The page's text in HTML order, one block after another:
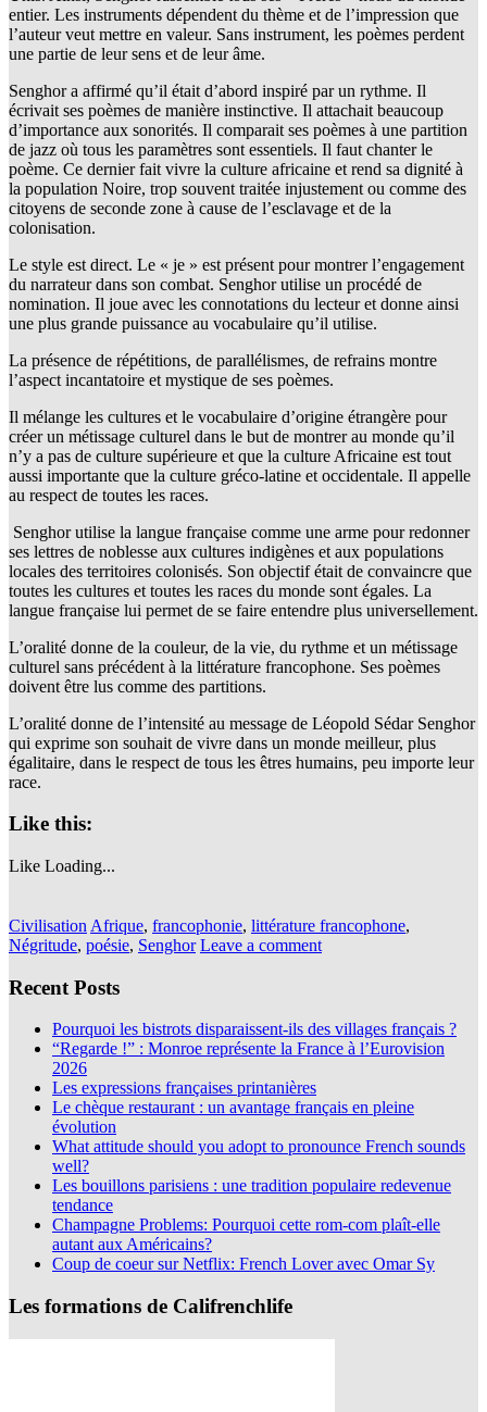
entier. Les instruments dépendent du thème et de l’impression que
l’auteur veut mettre en valeur. Sans instrument, les poèmes perdent
une partie de leur sens et de leur âme.
Senghor a affirmé qu’il était d’abord inspiré par un rythme. Il
écrivait ses poèmes de manière instinctive. Il attachait beaucoup
d’importance aux sonorités. Il comparait ses poèmes à une partition
de jazz où tous les paramètres sont essentiels. Il faut chanter le
poème. Ce dernier fait vivre la culture africaine et rend sa dignité à
la population Noire, trop souvent traitée injustement ou comme des
citoyens de seconde zone à cause de l’esclavage et de la
colonisation.
Le style est direct. Le « je » est présent pour montrer l’engagement
du narrateur dans son combat. Senghor utilise un procédé de
nomination. Il joue avec les connotations du lecteur et donne ainsi
une plus grande puissance au vocabulaire qu’il utilise.
La présence de répétitions, de parallélismes, de refrains montre
l’aspect incantatoire et mystique de ses poèmes.
Il mélange les cultures et le vocabulaire d’origine étrangère pour
créer un métissage culturel dans le but de montrer au monde qu’il
n’y a pas de culture supérieure et que la culture Africaine est tout
aussi importante que la culture gréco-latine et occidentale. Il appelle
au respect de toutes les races.
Senghor utilise la langue française comme une arme pour redonner
ses lettres de noblesse aux cultures indigènes et aux populations
locales des territoires colonisés. Son objectif était de convaincre que
toutes les cultures et toutes les races du monde sont égales. La
langue française lui permet de se faire entendre plus universellement.
L’oralité donne de la couleur, de la vie, du rythme et un métissage
culturel sans précédent à la littérature francophone. Ses poèmes
doivent être lus comme des partitions.
L’oralité donne de l’intensité au message de Léopold Sédar Senghor
qui exprime son souhait de vivre dans un monde meilleur, plus
égalitaire, dans le respect de tous les êtres humains, peu importe leur
race.
Like this:
Like Loading...
Civilisation Afrique, francophonie, littérature francophone,
Négritude, poésie, Senghor Leave a comment
Recent Posts
Pourquoi les bistrots disparaissent-ils des villages français ?
“Regarde !” : Monroe représente la France à l’Eurovision
2026
Les expressions françaises printanières
Le chèque restaurant : un avantage français en pleine
évolution
What attitude should you adopt to pronounce French sounds
well?
Les bouillons parisiens : une tradition populaire redevenue
tendance
Champagne Problems: Pourquoi cette rom-com plaît-elle
autant aux Américains?
Coup de coeur sur Netflix: French Lover avec Omar Sy
Les formations de Califrenchlife